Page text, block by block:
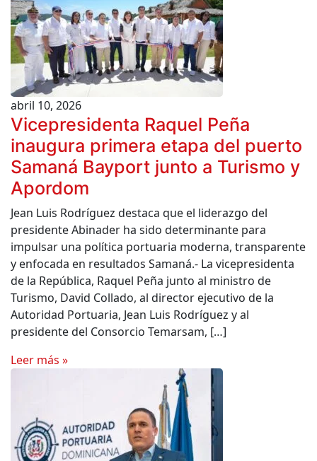
abril 10, 2026
Vicepresidenta Raquel Peña
inaugura primera etapa del puerto
Samaná Bayport junto a Turismo y
Apordom
Jean Luis Rodríguez destaca que el liderazgo del
presidente Abinader ha sido determinante para
impulsar una política portuaria moderna, transparente
y enfocada en resultados Samaná.- La vicepresidenta
de la República, Raquel Peña junto al ministro de
Turismo, David Collado, al director ejecutivo de la
Autoridad Portuaria, Jean Luis Rodríguez y al
presidente del Consorcio Temarsam, […]
Leer más »